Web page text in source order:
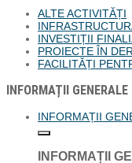
ALTE ACTIVITĂȚI
INVESTIȚII
PROIECTE ÎN
FACILITĂȚI
INFORMAȚII GENERALE
INFORMAȚII
INFORMAȚII